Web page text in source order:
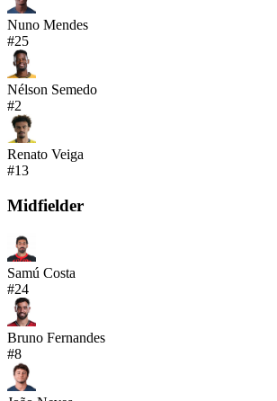
Nuno Mendes
#25
Nélson Semedo
#2
Renato Veiga
#13
Midfielder
Samú Costa
#24
Bruno Fernandes
#8